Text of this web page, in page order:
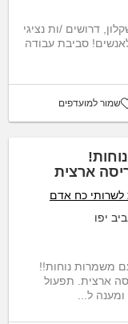
דרושים /ות נציגי
/ות לעזור לאנשים! סביבת עבודה
שמור למועדפים
ארצית
לשרותי כח אדם
יפו
משמרות נוחות!!
ארצית. תפעול
ל...